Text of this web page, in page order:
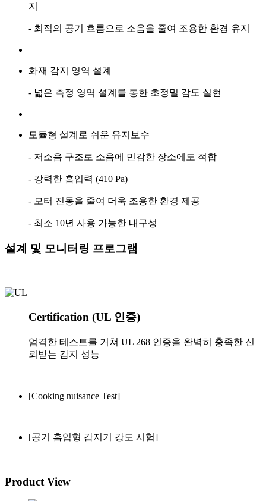
지
- 최적의 공기 흐름으로 소음을 줄여 조용한 환경 유지
화재 감지 영역 설계
- 넓은 측정 영역 설계를 통한 초정밀 감도 실현
모듈형 설계로 쉬운 유지보수
- 저소음 구조로 소음에 민감한 장소에도 적합
- 강력한 흡입력 (410 Pa)
- 모터 진동을 줄여 더욱 조용한 환경 제공
- 최소 10년 사용 가능한 내구성
설계 및 모니터링 프로그램
Certification (UL 인증)
엄격한 테스트를 거쳐 UL 268 인증을 완벽히 충족한 신
뢰받는 감지 성능
[Cooking nuisance Test]
[공기 흡입형 감지기 강도 시험]
Product View